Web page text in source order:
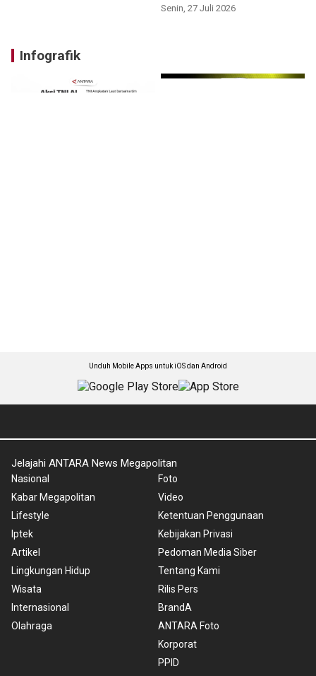
Senin, 27 Juli 2026
Infografik
Unduh Mobile Apps untuk iOS dan Android
Jelajahi ANTARA News Megapolitan
Nasional
Kabar Megapolitan
Lifestyle
Iptek
Artikel
Lingkungan Hidup
Wisata
Internasional
Olahraga
Foto
Video
Ketentuan Penggunaan
Kebijakan Privasi
Pedoman Media Siber
Tentang Kami
Rilis Pers
BrandA
ANTARA Foto
Korporat
PPID